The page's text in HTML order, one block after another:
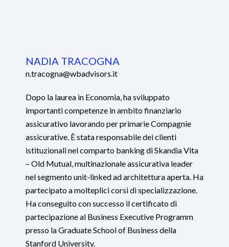
NADIA TRACOGNA
n.tracogna@wbadvisors.it
Dopo la laurea in Economia, ha sviluppato
importanti competenze in ambito finanziario
assicurativo lavorando per primarie Compagnie
assicurative. È stata responsabile dei clienti
istituzionali nel comparto banking di Skandia Vita
– Old Mutual, multinazionale assicurativa leader
nel segmento unit-linked ad architettura aperta. Ha
partecipato a molteplici corsi di specializzazione.
Ha conseguito con successo il certificato di
partecipazione al Business Executive Programm
presso la Graduate School of Business della
Stanford University.